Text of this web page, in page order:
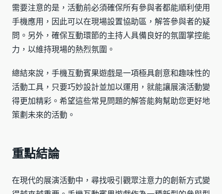
需要注意的是，活動前必須確保所有參與者都能順利使用
手機應用，因此可以在現場設置協助區，解答參與者的疑
問。另外，確保互動環節的主持人具備良好的氛圍掌控能
力，以維持現場的熱烈氛圍。
總結來說，手機互動賓果遊戲是一項極具創意和趣味性的
活動工具，只要巧妙設計並加以運用，就能讓展演活動變
得更加精彩。希望這些常見問題的解答能夠幫助您更好地
策劃未來的活動。
重點結論
在現代的展演活動中，尋找吸引觀眾注意力的創新方式變